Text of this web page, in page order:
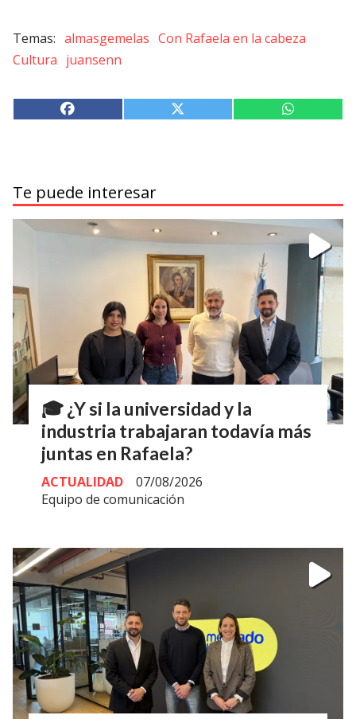
almasgemelas Con Rafaela en la cabeza
Cultura juansenn
Te puede interesar
🎓 ¿Y si la universidad y la
industria trabajaran todavía más
juntas en Rafaela?
Equipo de comunicación
ACTUALIDAD 07/08/2026